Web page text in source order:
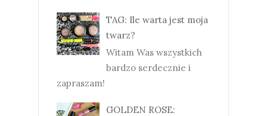
TAG: Ile warta jest moja
twarz?
Witam Was wszystkich
bardzo serdecznie i
zapraszam!
GOLDEN ROSE: